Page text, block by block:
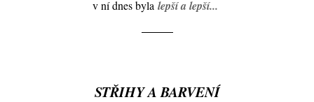
v ní dnes byla lepší a lepší...
STŘIHY A BARVENÍ